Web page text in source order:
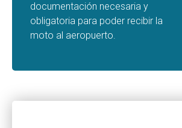
documentación necesaria y
obligatoria para poder recibir la
moto al aeropuerto.